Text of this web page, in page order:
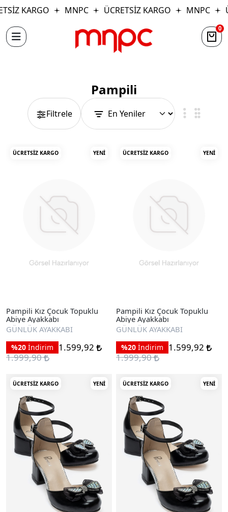
MNPC ÜCRETSİZ KARGO MNPC
0
Pampili
Filtrele
ÜCRETSIZ KARGO YENI
Pampili Kız Çocuk Topuklu
Abiye Ayakkabı
GÜNLÜK AYAKKABI
%20 İndirim
1.599,92
1.999,90
ÜCRETSIZ KARGO YENI
Pampili Kız Çocuk Topuklu
Abiye Ayakkabı
GÜNLÜK AYAKKABI
%20 İndirim
1.599,92
1.999,90
ÜCRETSIZ KARGO YENI ÜCRETSIZ KARGO YENI